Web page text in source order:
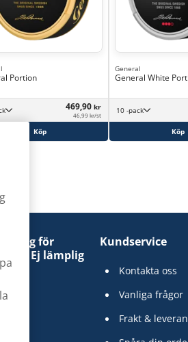
Portion
469,90 kr
46,99 kr/st
Köp
General
General White
10 -pack
Köp
för
Ej lämplig
Kundservice
Kontakta oss
Vanliga frågor
Frakt &